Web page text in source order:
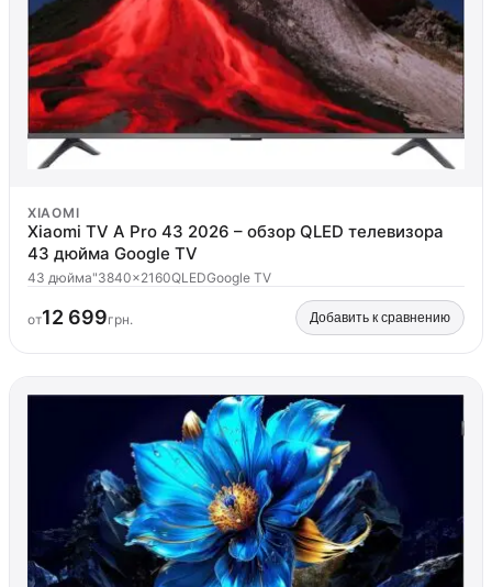
XIAOMI
Xiaomi TV A Pro 43 2026 – обзор QLED телевизора
43 дюйма Google TV
43 дюйма"3840x2160QLEDGoogle TV
от12 699грн. Добавить к сравнению